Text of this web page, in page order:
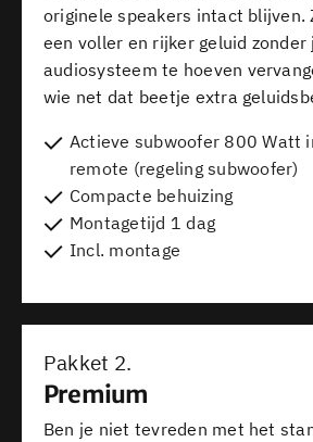
originele speakers intact blijven.
een voller en rijker geluid zonder
audiosysteem te hoeven
wie net dat beetje extra
Actieve subwoofer 800 Watt
remote (regeling subwoofer)
Compacte behuizing
Montagetijd 1 dag
Incl. montage
Pakket 2.
Premium
Ben je niet tevreden met het